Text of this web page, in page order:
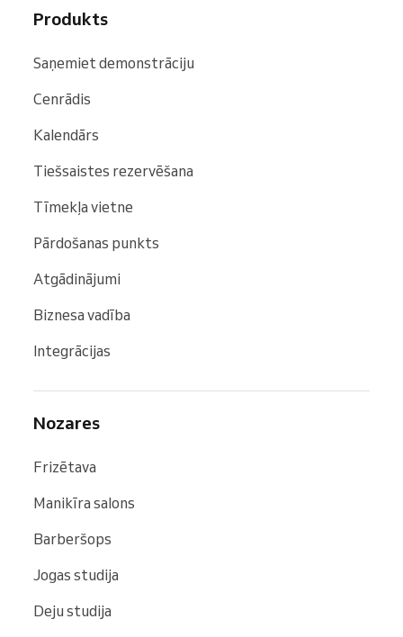
Produkts
Saņemiet demonstrāciju
Cenrādis
Kalendārs
Tiešsaistes rezervēšana
Tīmekļa vietne
Pārdošanas punkts
Atgādinājumi
Biznesa vadība
Integrācijas
Nozares
Frizētava
Manikīra salons
Barberšops
Jogas studija
Deju studija